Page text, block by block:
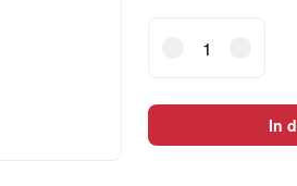
Pink
Menge
In